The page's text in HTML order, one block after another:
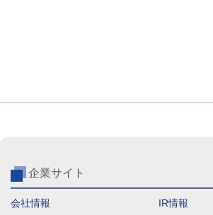
企業サイト
会社情報 IR情報